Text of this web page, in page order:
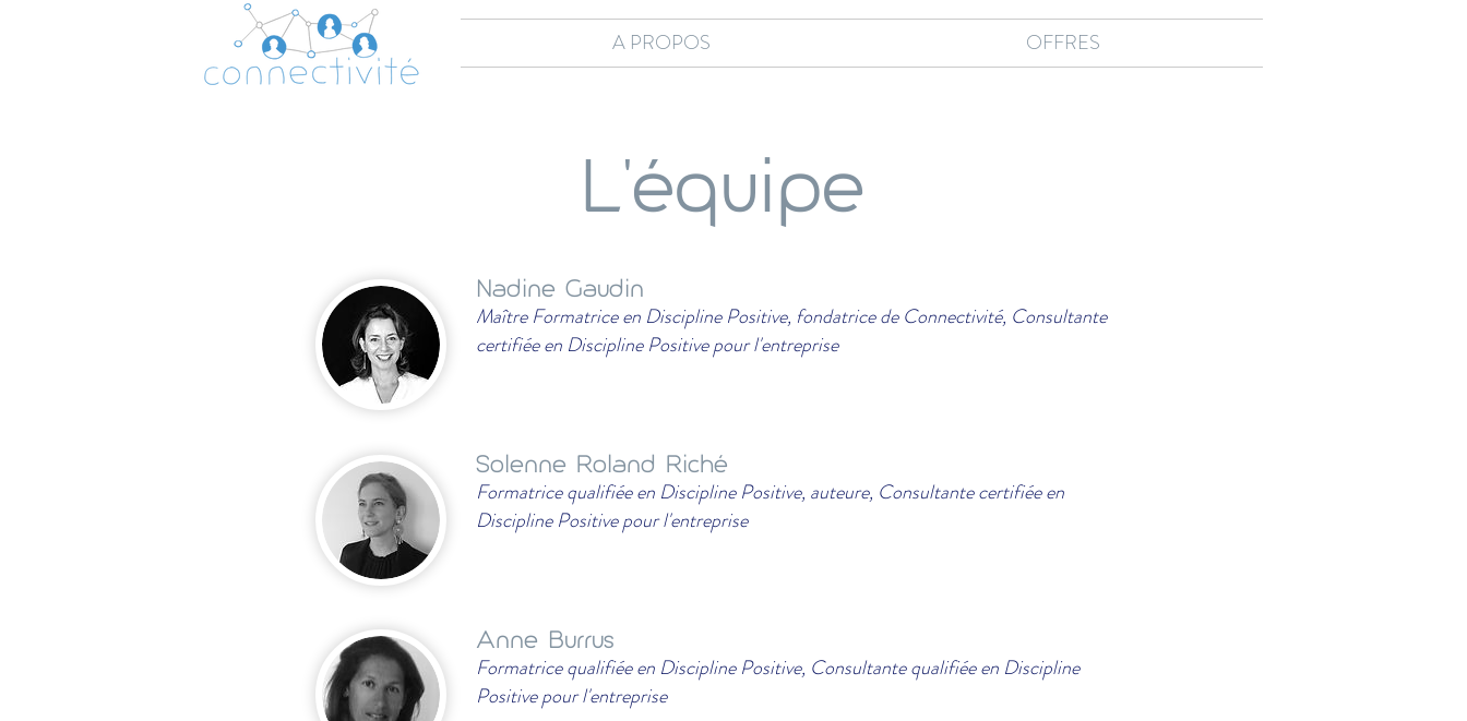
A PROPOS OFFRES
L'équipe
Nadine Gaudin
Maître Formatrice en Discipline Positive, fondatrice de Connectivité, Consultante
certifiée en Discipline Positive pour l'entreprise
Solenne Roland Riché
Formatrice qualifiée en Discipline Positive, auteure, Consultante certifiée en
Discipline Positive pour l'entreprise
Anne Burrus
Formatrice qualifiée en Discipline Positive, Consultante qualifiée en Discipline
Positive pour l'entreprise